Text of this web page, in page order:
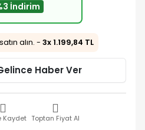
İndirim
alın. - 3x 1.199,84 TL
Haber Ver
Kaydet Toptan Fiyat Al